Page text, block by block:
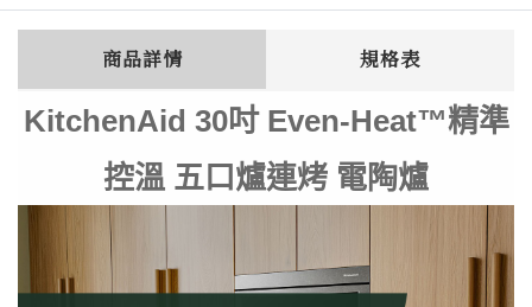
商品詳情 規格表
KitchenAid 30吋 Even-Heat™精準
控溫 五口爐連烤 電陶爐